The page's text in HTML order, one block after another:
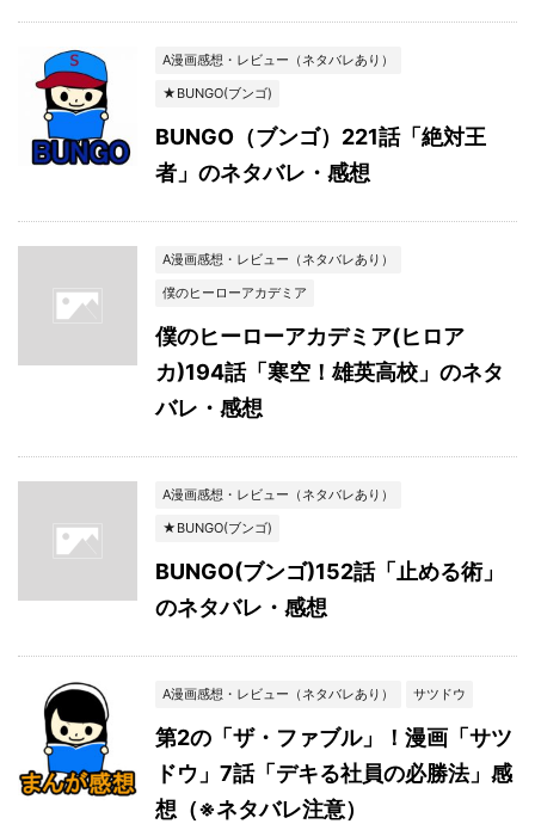
A漫画感想・レビュー（ネタバレあり）
★BUNGO(ブンゴ)
BUNGO（ブンゴ）221話「絶対王
者」のネタバレ・感想
A漫画感想・レビュー（ネタバレあり）
僕のヒーローアカデミア
僕のヒーローアカデミア(ヒロア
カ)194話「寒空！雄英高校」のネタ
バレ・感想
A漫画感想・レビュー（ネタバレあり）
★BUNGO(ブンゴ)
BUNGO(ブンゴ)152話「止める術」
のネタバレ・感想
A漫画感想・レビュー（ネタバレあり） サツドウ
第2の「ザ・ファブル」！漫画「サツ
ドウ」7話「デキる社員の必勝法」感
想（※ネタバレ注意）